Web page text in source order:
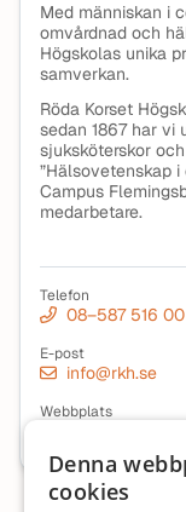
Med människan i
omvårdnad och
Högskolas unika
samverkan.
Röda Korset
sedan 1867 har
sjuksköterskor
”Hälsovetenskap
Campus
medarbetare.
Telefon
08–587 516 00
E-post
info@rkh.se
Webbplats
Denna
cookies